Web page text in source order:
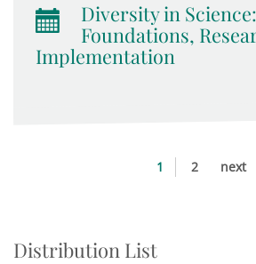
Diversity in Science:
Foundations,
Implementation
1 2 next
Distribution List